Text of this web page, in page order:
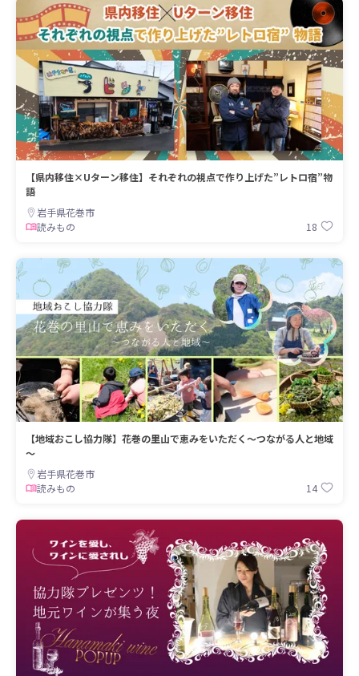
【県内移住×Uターン移住】それぞれの視点で作り上げた”レトロ宿”物
語
岩手県花巻市
読みもの
18
【地域おこし協力隊】花巻の里山で恵みをいただく～つながる人と地域
～
岩手県花巻市
読みもの
14